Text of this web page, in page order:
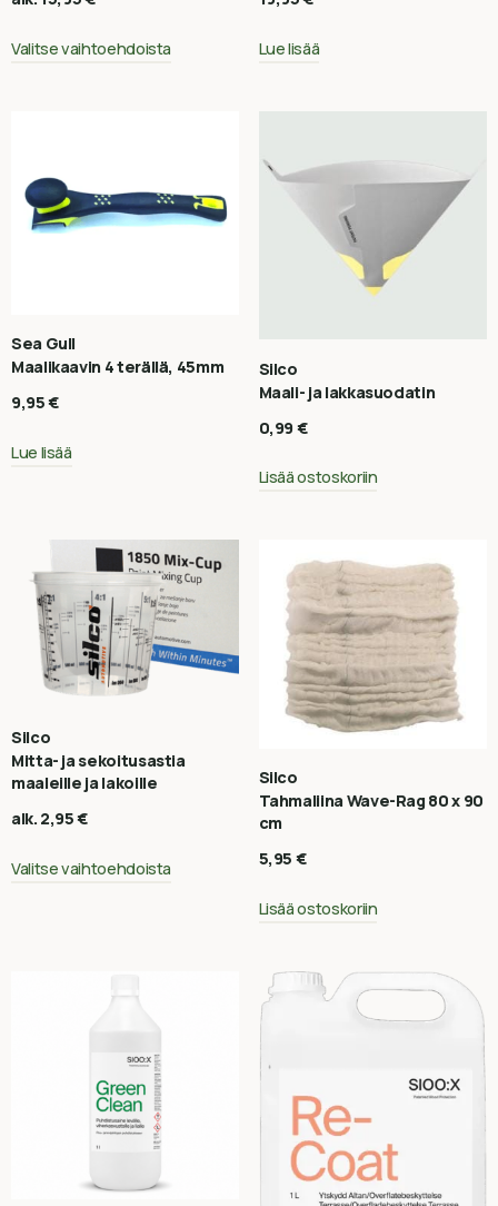
Valitse vaihtoehdoista Lue lisää
Sea Gull
Maalikaavin 4 terällä, 45mm
9,95€
Lue lisää
Silco
Maali- ja lakkasuodatin
0,99 €
Lisää ostoskoriin
Silco
Mitta- ja sekoitusastia
maaleille ja lakoille
alk. 2,95€
Valitse vaihtoehdoista
Silco
Tahmaliina Wave-Rag 80 x 90
cm
5,95 €
Lisää ostoskoriin